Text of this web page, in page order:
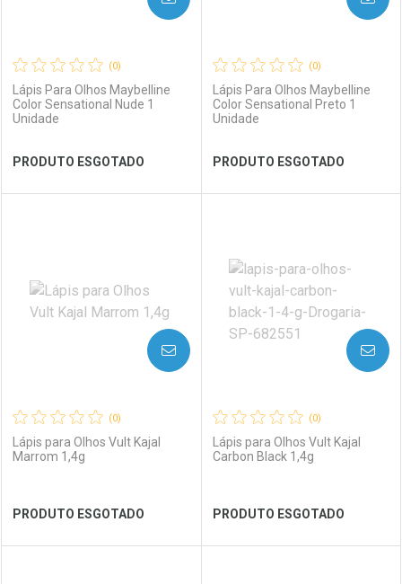
Ver Desconto Convênio Ver Desconto Convênio
(0)
Lápis Para Olhos Maybelline
Color Sensational Nude 1
Unidade
PRODUTO ESGOTADO
Ver Desconto Convênio
(0)
Lápis Para Olhos Maybelline
Color Sensational Preto 1
Unidade
PRODUTO ESGOTADO
Laboratório
Ver Desconto Convênio
Por Menos
(0)
Lápis para Olhos Vult Kajal
Marrom 1,4g
PRODUTO ESGOTADO
AVISE-ME
(0)
Lápis para Olhos Vult Kajal
Carbon Black 1,4g
PRODUTO ESGOTADO
AVISE-ME